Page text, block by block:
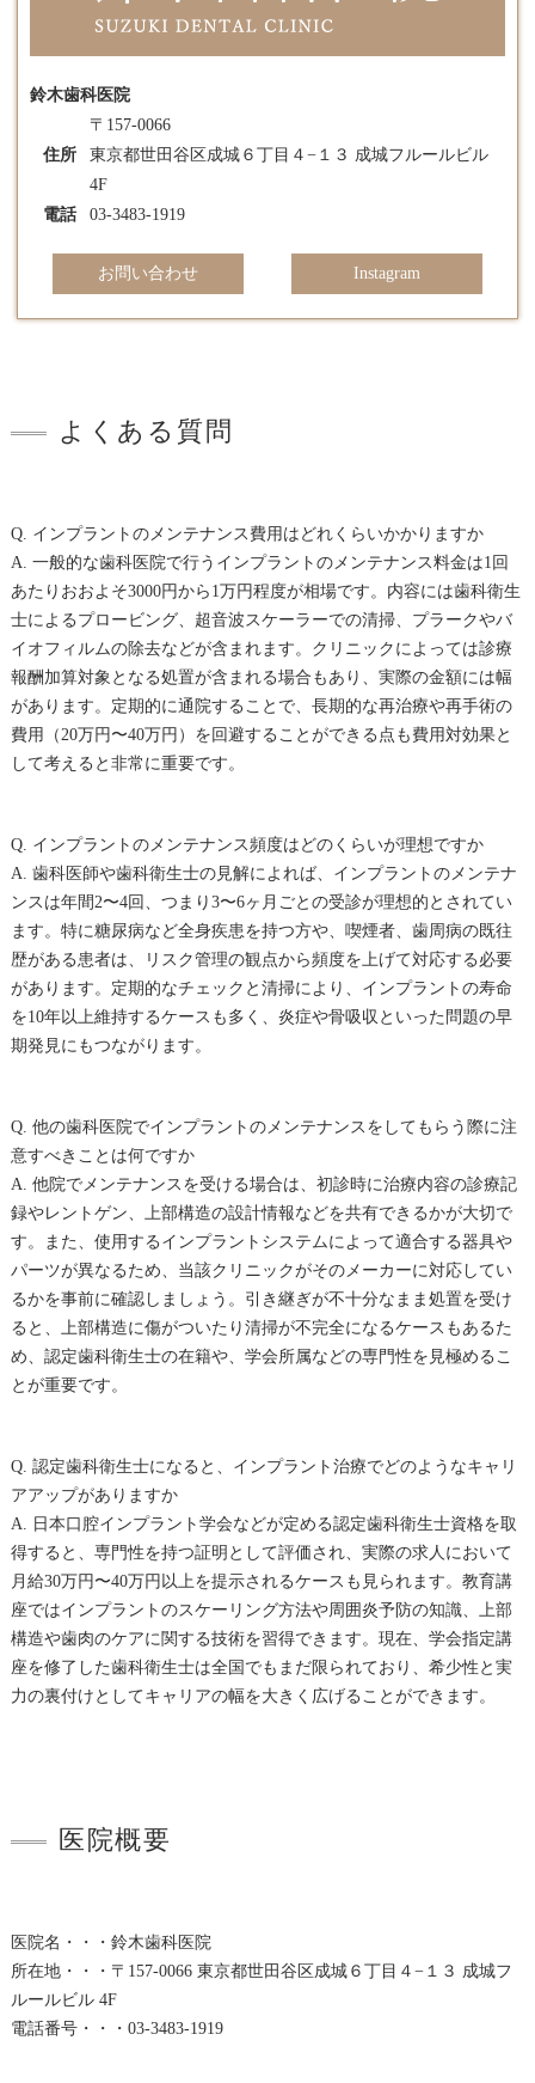
鈴木歯科医院
住所
〒157-0066
東京都世田谷区成城６丁目４−１３ 成城フルールビル
4F
電話
03-3483-1919
お問い合わせ Instagram
よくある質問
Q. インプラントのメンテナンス費用はどれくらいかかりますか
A. 一般的な歯科医院で行うインプラントのメンテナンス料金は1回
あたりおおよそ3000円から1万円程度が相場です。内容には歯科衛生
士によるプロービング、超音波スケーラーでの清掃、プラークやバ
イオフィルムの除去などが含まれます。クリニックによっては診療
報酬加算対象となる処置が含まれる場合もあり、実際の金額には幅
があります。定期的に通院することで、長期的な再治療や再手術の
費用（20万円〜40万円）を回避することができる点も費用対効果と
して考えると非常に重要です。
Q. インプラントのメンテナンス頻度はどのくらいが理想ですか
A. 歯科医師や歯科衛生士の見解によれば、インプラントのメンテナ
ンスは年間2〜4回、つまり3〜6ヶ月ごとの受診が理想的とされてい
ます。特に糖尿病など全身疾患を持つ方や、喫煙者、歯周病の既往
歴がある患者は、リスク管理の観点から頻度を上げて対応する必要
があります。定期的なチェックと清掃により、インプラントの寿命
を10年以上維持するケースも多く、炎症や骨吸収といった問題の早
期発見にもつながります。
Q. 他の歯科医院でインプラントのメンテナンスをしてもらう際に注
意すべきことは何ですか
A. 他院でメンテナンスを受ける場合は、初診時に治療内容の診療記
録やレントゲン、上部構造の設計情報などを共有できるかが大切で
す。また、使用するインプラントシステムによって適合する器具や
パーツが異なるため、当該クリニックがそのメーカーに対応してい
るかを事前に確認しましょう。引き継ぎが不十分なまま処置を受け
ると、上部構造に傷がついたり清掃が不完全になるケースもあるた
め、認定歯科衛生士の在籍や、学会所属などの専門性を見極めるこ
とが重要です。
Q. 認定歯科衛生士になると、インプラント治療でどのようなキャリ
アアップがありますか
A. 日本口腔インプラント学会などが定める認定歯科衛生士資格を取
得すると、専門性を持つ証明として評価され、実際の求人において
月給30万円〜40万円以上を提示されるケースも見られます。教育講
座ではインプラントのスケーリング方法や周囲炎予防の知識、上部
構造や歯肉のケアに関する技術を習得できます。現在、学会指定講
座を修了した歯科衛生士は全国でもまだ限られており、希少性と実
力の裏付けとしてキャリアの幅を大きく広げることができます。
医院概要
医院名・・・鈴木歯科医院
所在地・・・〒157-0066 東京都世田谷区成城６丁目４−１３ 成城フ
ルールビル 4F
電話番号・・・03-3483-1919